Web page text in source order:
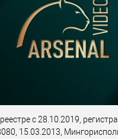
с 28.10.2019,
15.03.2013,